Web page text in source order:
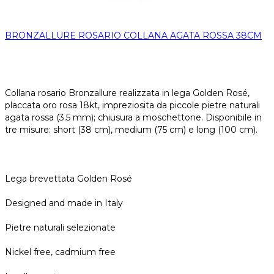
BRONZALLURE ROSARIO COLLANA AGATA ROSSA 38CM
Collana rosario Bronzallure realizzata in lega Golden Rosé,
placcata oro rosa 18kt, impreziosita da piccole pietre naturali
agata rossa (3.5 mm); chiusura a moschettone. Disponibile in
tre misure: short (38 cm), medium (75 cm) e long (100 cm).
Lega brevettata Golden Rosé
Designed and made in Italy
Pietre naturali selezionate
Nickel free, cadmium free